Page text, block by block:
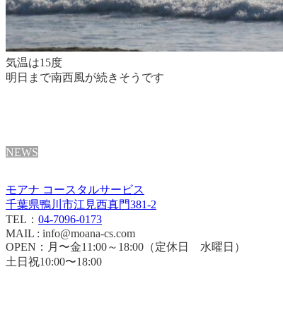
気温は15度
明日まで南西風が続きそうです
NEWS
モアナ コースタルサービス
千葉県鴨川市江見西真門381-2
TEL： 04-7096-0173
MAIL : info@moana-cs.com
OPEN：月〜金11:00～18:00（定休日 水曜日）
土日祝10:00〜18:00